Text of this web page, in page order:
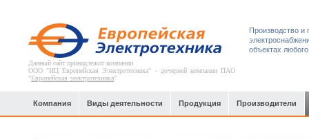
Данный сайт принадлежит компании
ООО "ИЦ Европейская Электротехника" - дочерней компании ПАО
"Европейская электротехника"
Производство и
объектах
Компания Виды деятельности Продукция Производители